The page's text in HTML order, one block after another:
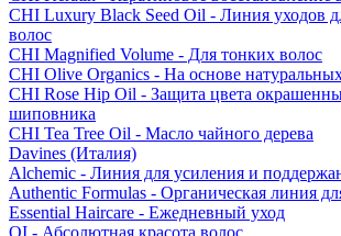
CHI Luxury Black Seed Oil - Линия уходов
волос
CHI Magnified Volume - Для тонких волос
CHI Olive Organics - На основе
CHI Rose Hip Oil - Защита цвета
шиповника
CHI Tea Tree Oil - Масло чайного дерева
Davines (Италия)
Alchemic - Линия для усиления и
Authentic Formulas - Органическая линия
Essential Haircare - Eжедневный уход
OI - Абсолютная красота волос